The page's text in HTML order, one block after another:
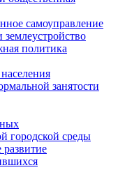
самоуправление
политика
занятости
городской среды